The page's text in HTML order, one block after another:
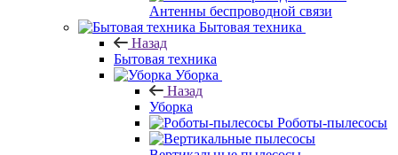
Антенны беспроводной связи
Бытовая техника
Назад
Бытовая техника
Уборка
Назад
Уборка
Роботы-пылесосы